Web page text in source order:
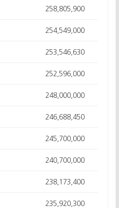
258,805,900
254,549,000
253,546,630
252,596,000
248,000,000
246,688,450
245,700,000
240,700,000
238,173,400
235,920,300